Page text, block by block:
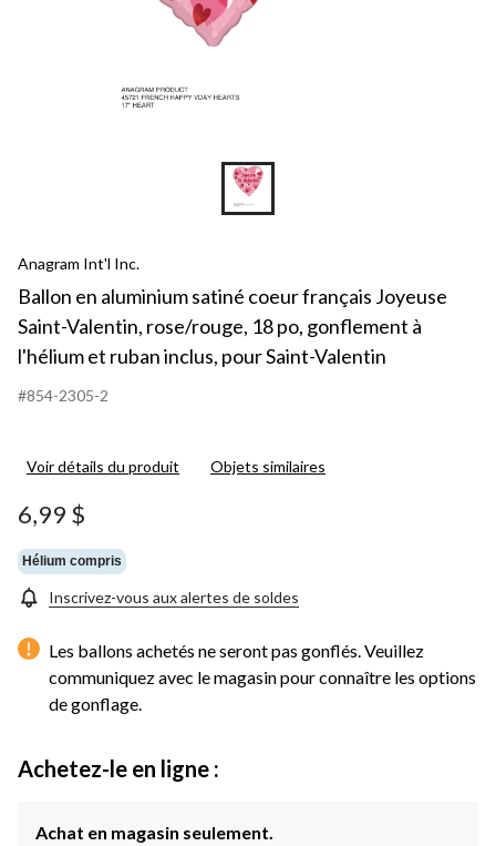
Anagram Int'l Inc.
Ballon en aluminium satiné coeur français Joyeuse
Saint-Valentin, rose/rouge, 18 po, gonflement à
l'hélium et ruban inclus, pour Saint-Valentin
#854-2305-2
Voir détails du produit Objets similaires
6,99 $
Hélium compris
Inscrivez-vous aux alertes de soldes
Les ballons achetés ne seront pas gonflés. Veuillez
communiquez avec le magasin pour connaître les options
de gonflage.
Achetez-le en ligne :
Achat en magasin seulement.